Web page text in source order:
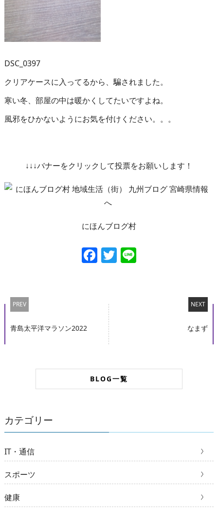
DSC_0397
クリアケースに入ってるから、騙されました。
寒い冬、部屋の中は暖かくしてたいですよね。
風邪をひかないようにお気を付けください。。。
↓↓↓バナーをクリックして投票をお願いします！
にほんブログ村
Facebook
Twitter
Line
PREV
青島太平洋マラソン2022
NEXT
なまず
BLOG一覧
カテゴリー
IT・通信
スポーツ
健康